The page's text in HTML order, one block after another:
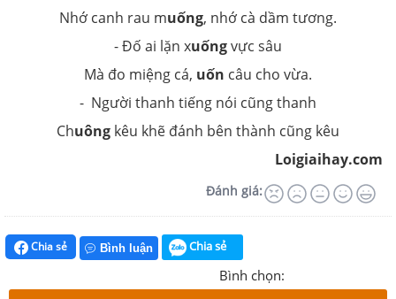
Nhớ canh rau muống, nhớ cà dầm tương.
- Đố ai lặn xuốngvực sâu
Mà đo miệng cá, uốn câu cho vừa.
- Người thanh tiếng nói cũng thanh
Chuông kêu khẽ đánh bên thành cũng kêu
Loigiaihay.com
Đánh giá:
Chia sẻ Bình luận Chia sẻ
Bình chọn: